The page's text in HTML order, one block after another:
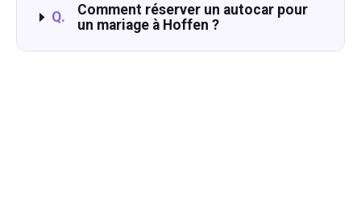
Q.
Comment réserver un autocar pour
un mariage à Hoffen ?